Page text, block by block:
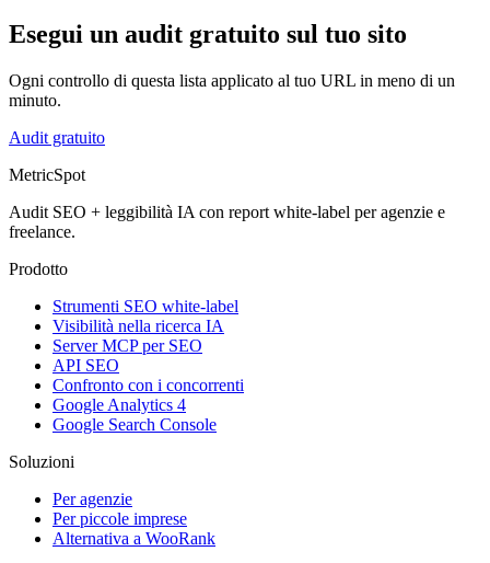
Esegui un audit gratuito sul tuo sito
Ogni controllo di questa lista applicato al tuo URL in meno di un
minuto.
Audit gratuito
MetricSpot
Audit SEO + leggibilità IA con report white-label per agenzie e
freelance.
Prodotto
Strumenti SEO white-label
Visibilità nella ricerca IA
Server MCP per SEO
API SEO
Confronto con i concorrenti
Google Analytics 4
Google Search Console
Soluzioni
Per agenzie
Per piccole imprese
Alternativa a WooRank